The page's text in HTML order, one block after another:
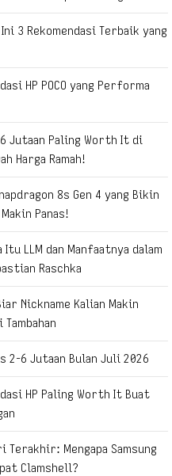
3 Rekomendasi Terbaik yang
HP POCO yang Performa
Jutaan Paling Worth It di
Harga Ramah!
8s Gen 4 yang Bikin
Panas!
LLM dan Manfaatnya dalam
Raschka
Nickname Kalian Makin
2-6 Jutaan Bulan Juli 2026
HP Paling Worth It Buat
Terakhir: Mengapa Samsung
Clamshell?